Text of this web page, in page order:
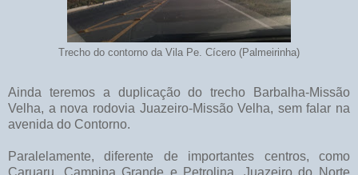
Trecho do contorno da Vila Pe. Cícero (Palmeirinha)
Ainda teremos a duplicação do trecho Barbalha-Missão
Velha, a nova rodovia Juazeiro-Missão Velha, sem falar na
avenida do Contorno.
Paralelamente, diferente de importantes centros, como